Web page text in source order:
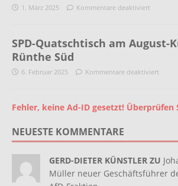
1. März 2025 Kommentare deaktiviert
SPD-Quatschtisch am August-
Rünthe Süd
6. Februar 2025 Kommentare deaktiviert
Fehler, keine Ad-ID gesetzt! Überprüfen
NEUESTE KOMMENTARE
GERD-DIETER KÜNSTLER ZU
Müller neuer Geschäftsführer